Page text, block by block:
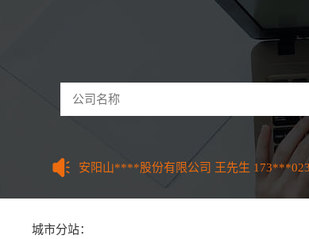
驻马店和****技术有限公司 曹先生
河南怀****网络科技公司 李先生
许昌红****管理有限公司 吕女士
洛阳餐****科技有限公司 刘先生
平顶山童****服装有限公司 江女生
安阳山****股份有限公司 王先生
鹤壁红****管理有限公司 朱先生
济源智****制造有限公司 马先生
城市分站：